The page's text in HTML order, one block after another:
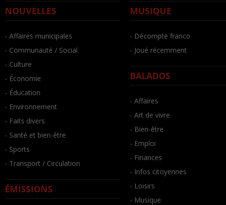
NOUVELLES
- Affaires municipales
- Communauté / Social
- Culture
- Économie
- Éducation
- Environnement
- Faits divers
- Santé et bien-être
- Sports
- Transport / Circulation
ÉMISSIONS
MUSIQUE
- Décompte franco
- Joué récemment
BALADOS
- Affaires
- Art de vivre
- Bien-être
- Emploi
- Finances
- Infos citoyennes
- Loisirs
- Musique